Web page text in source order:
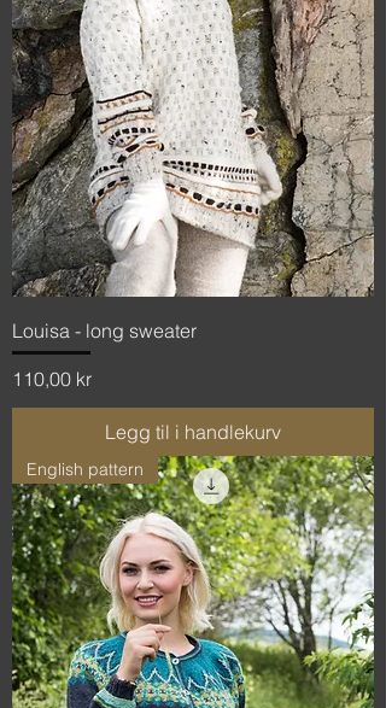
Louisa - long sweater
Pris
110,00 kr
Legg til i handlekurv
English pattern